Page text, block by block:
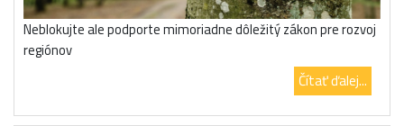
Neblokujte ale podporte mimoriadne dôležitý zákon pre rozvoj
regiónov
Čítať ďalej...